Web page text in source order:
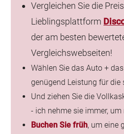
Vergleichen Sie die
Lieblingsplattform
der am besten
Vergleichswebseiten!
Wählen Sie das Auto +
genügend Leistung für die
Und ziehen Sie die
- ich nehme sie immer,
Buchen Sie früh, um eine